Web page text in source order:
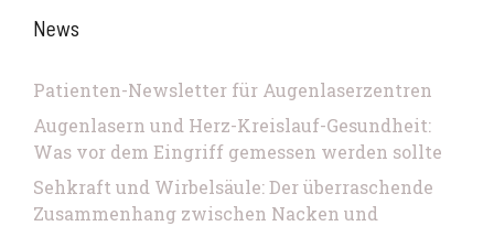
News
Patienten-Newsletter für Augenlaserzentren
Augenlasern und Herz-Kreislauf-Gesundheit:
Was vor dem Eingriff gemessen werden sollte
Sehkraft und Wirbelsäule: Der überraschende
Zusammenhang zwischen Nacken und